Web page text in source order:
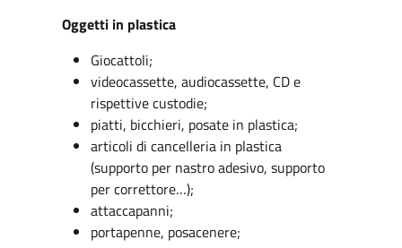
Oggetti in plastica
Giocattoli;
videocassette, audiocassette, CD e
rispettive custodie;
piatti, bicchieri, posate in plastica;
articoli di cancelleria in plastica
(supporto per nastro adesivo, supporto
per correttore…);
attaccapanni;
portapenne, posacenere;